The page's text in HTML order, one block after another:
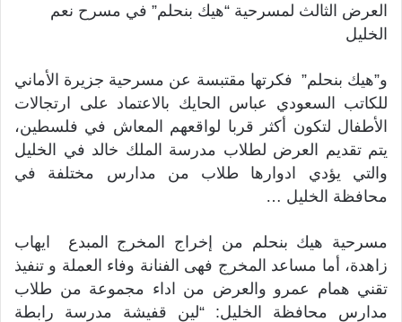
العرض الثالث لمسرحية “هيك بنحلم” في مسرح نعم
الخليل
و”هيك بنحلم” فكرتها مقتبسة عن مسرحية جزيرة الأماني
للكاتب السعودي عباس الحايك بالاعتماد على ارتجالات
الأطفال لتكون أكثر قربا لواقعهم المعاش في فلسطين،
يتم تقديم العرض لطلاب مدرسة الملك خالد في الخليل
والتي يؤدي ادوارها طلاب من مدارس مختلفة في
محافظة الخليل …
مسرحية هيك بنحلم من إخراج المخرج المبدع ايهاب
زاهدة، أما مساعد المخرج فهى الفنانة وفاء العملة و تنفيذ
تقني همام عمرو والعرض من اداء مجموعة من طلاب
مدارس محافظة الخليل: “لين قفيشة مدرسة رابطة